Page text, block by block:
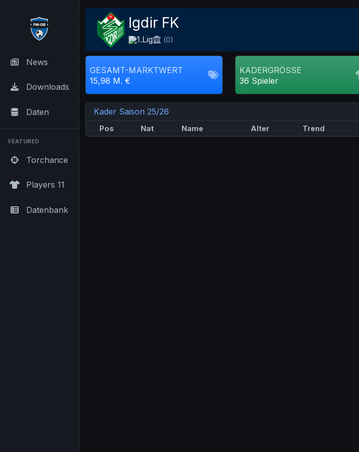
News
Downloads
Daten
FEATURED
Torchance
Players 11
Datenbank
Igdir FK
1.Lig (0)
GESAMT-MARKTWERT
15,98 M. €
KADERGRÖSSE
36 Spieler
Kader Saison 25/26
Pos Nat Name Alter Trend